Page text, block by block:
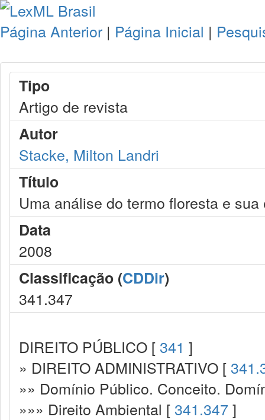
Página Anterior | Página Inicial |
Tipo
Artigo de revista
Autor
Stacke, Milton Landri
Título
Uma análise do termo floresta e
Data
2008
Classificação (CDDir)
341.347
DIREITO PÚBLICO [ 341 ]
» DIREITO ADMINISTRATIVO [
»» Domínio Público. Conceito.
»»» Direito Ambiental [ 341.347 ]